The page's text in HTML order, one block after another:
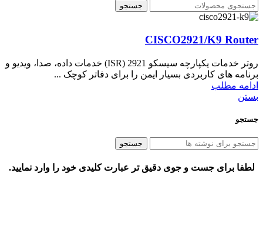
جستجو
CISCO2921/K9 Router
روتر خدمات یکپارچه سیسکو 2921 (ISR) خدمات داده، صدا، ویدیو و
برنامه های کاربردی بسیار ایمن را برای دفاتر کوچک ...
ادامه مطلب
بستن
جستجو
جستجو
لطفا برای جست و جوی دقیق تر عبارت کلیدی خود را وارد نمایید.